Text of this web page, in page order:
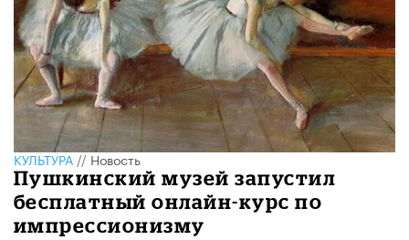
КУЛЬТУРА//Новость
Пушкинский музей запустил
бесплатный онлайн-курс по
импрессионизму